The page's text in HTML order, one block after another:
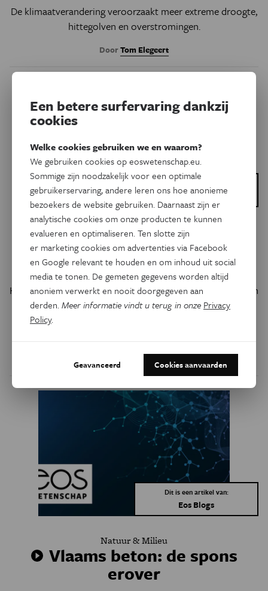
De klimaatverandering veroorzaakt meer extreme droogte,
hittegolven en overstromingen.
DoorTom Elegeert
Dit is een artikel van:
Eos Blogs
Natuur & Milieu
Pinguïns kiezen de verkeerde
supermarkt
Het klimaat verandert zo snel dat de evolutie niet meer kan
bijbenen. Eén pinguïnsoort weet niet meer waar naartoe
voor voedsel. Wordt ze niet aandachtig opgevolgd, dan
Global Change Ecology
Dit is een artikel van:
Eos Blogs
Natuur & Milieu
Vlaams beton: de spons
erover
Een betere surfervaring dankzij
cookies
Welke cookies gebruiken we en waarom?
We gebruiken cookies op eoswetenschap.eu.
Sommige zijn noodzakelijk voor een optimale
gebruikerservaring, andere leren ons hoe anonieme
bezoekers de website gebruiken. Daarnaast zijn er
analytische cookies om onze producten te kunnen
evalueren en optimaliseren. Ten slotte zijn
er marketing cookies om advertenties via Facebook
en Google relevant te houden en om inhoud uit social
media te tonen. De gemeten gegevens worden altijd
anoniem verwerkt en nooit doorgegeven aan
derden.Meer informatie vindt u terug in onze Privacy
Policy.
Geavanceerd Cookies aanvaarden